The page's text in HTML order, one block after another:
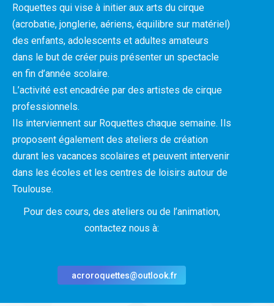
Roquettes qui vise à initier aux arts du cirque
(acrobatie, jonglerie, aériens, équilibre sur matériel)
des enfants, adolescents et adultes amateurs
dans le but de créer puis présenter un spectacle
en fin d’année scolaire.
L’activité est encadrée par des artistes de cirque
professionnels.
Ils interviennent sur Roquettes chaque semaine. Ils
proposent également des ateliers de création
durant les vacances scolaires et peuvent intervenir
dans les écoles et les centres de loisirs autour de
Toulouse.
Pour des cours, des ateliers ou de l’animation,
contactez nous à:
acroroquettes@outlook.fr